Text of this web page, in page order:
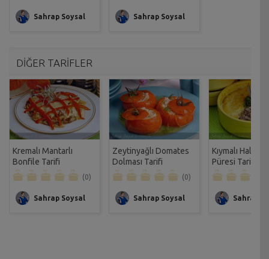
Sahrap Soysal Sahrap Soysal
DİĞER TARİFLER
Kremalı Mantarlı
Bonfile Tarifi
(0)
Sahrap Soysal
Zeytinyağlı Domates
Dolması Tarifi
(0)
Sahrap Soysal
Kıymalı
Püresi Tarifi
Sahrap